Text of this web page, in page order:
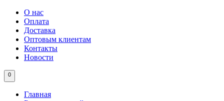
О нас
Оплата
Доставка
Оптовым клиентам
Контакты
Новости
0
Главная